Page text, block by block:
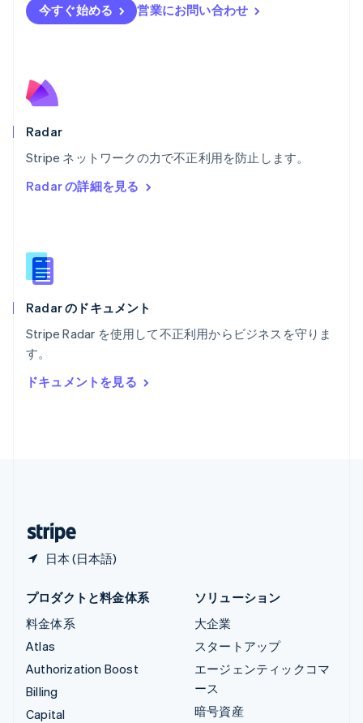
今すぐ始める 営業にお問い合わせ
Radar
Stripe ネットワークの力で不正利用を防止します。
Radar の詳細を見る
Radar のドキュメント
Stripe Radar を使用して不正利用からビジネスを守りま
す。
ドキュメントを見る
日本 (日本語)
フランス
FrançaisEnglish
Nederlands
ポーランド
ポルトガル
Português English
English
Español
ラトビア
リトアニア
リヒテンシュタイン
ルーマニア
English
プロダクトと料金体系
料金体系
Atlas
Authorization Boost
Billing
Capital
ソリューション
大企業
スタートアップ
エージェンティックコマ
ース
暗号資産